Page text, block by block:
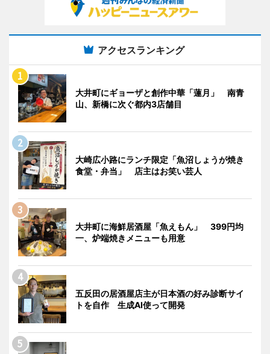
アクセスランキング
大井町にギョーザと創作中華「蓮月」 南青
山、新橋に次ぐ都内3店舗目
大崎広小路にランチ限定「魚沼しょうが焼き
食堂・弁当」 店主はお笑い芸人
大井町に海鮮居酒屋「魚えもん」 399円均
一、炉端焼きメニューも用意
五反田の居酒屋店主が日本酒の好み診断サイ
トを自作 生成AI使って開発